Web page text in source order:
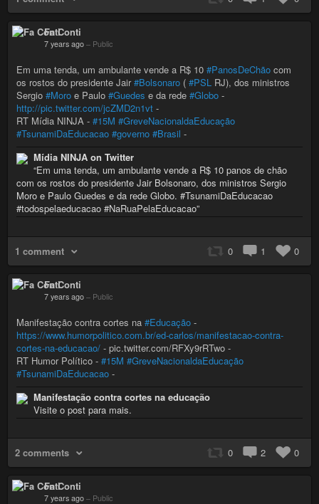
Fa Conti
7 years ago – Public
Em uma tenda, um ambulante vende a R$ 10 #PanosDeChão com
os rostos do presidente Jair#Bolsonaro ( #PSL RJ), dos ministros
Sergio #Moro e Paulo #Guedes e da rede #Globo -
http://pic.twitter.com/jcZMD2n1vt -
RT Mídia NINJA - #15M #GreveNacionaldaEducação
#TsunamiDaEducacao #governo #Brasil -
Mídia NINJA on Twitter
“Em uma tenda, um ambulante vende a R$ 10 panos de chão
com os rostos do presidente Jair Bolsonaro, dos ministros Sergio
Moro e Paulo Guedes e da rede Globo. #TsunamiDaEducacao
#todospelaeducacao #NaRuaPelaEducacao”
1 comment 0 1 0
Fa Conti
7 years ago – Public
Manifestação contra cortes na #Educação -
https://www.humorpolitico.com.br/ed-carlos/manifestacao-contra-
cortes-na-educacao/ - pic.twitter.com/RFXy9rRTwo -
RT Humor Político - #15M #GreveNacionaldaEducação
#TsunamiDaEducacao -
Manifestação contra cortes na educação
Visite o post para mais.
2 comments 0 2 0
Fa Conti
7 years ago – Public